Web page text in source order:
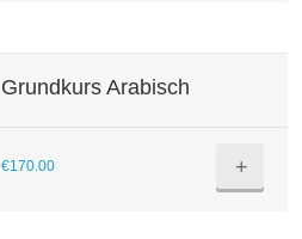
Grundkurs Arabisch
€170.00 +